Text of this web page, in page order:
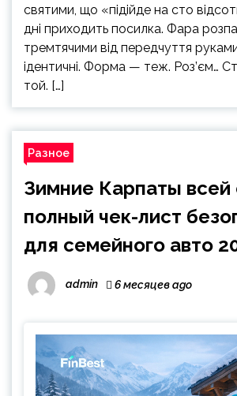
святими, що «підійде на сто
дні приходить посилка. Фара
тремтячими від передчуття
ідентичні. Форма — теж. Роз’єм…
той. […]
Разное
Зимние Карпаты всей
полный чек-лист
для семейного авто
admin 6 месяцев ago